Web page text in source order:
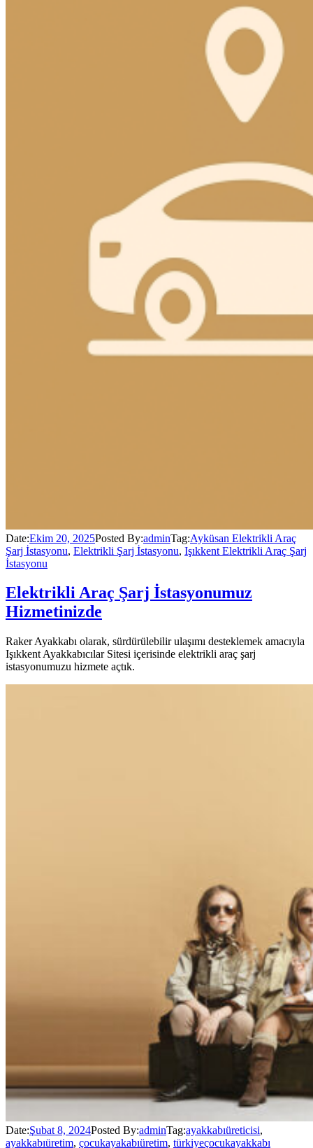
Date:Ekim 20, 2025Posted By:adminTag:Ayküsan Elektrikli Araç
Şarj İstasyonu, Elektrikli Şarj İstasyonu, Işıkkent Elektrikli Araç Şarj
İstasyonu
Elektrikli Araç Şarj İstasyonumuz
Hizmetinizde
Raker Ayakkabı olarak, sürdürülebilir ulaşımı desteklemek amacıyla
Işıkkent Ayakkabıcılar Sitesi içerisinde elektrikli araç şarj
istasyonumuzu hizmete açtık.
Date:Şubat 8, 2024Posted By:adminTag:ayakkabıüreticisi,
ayakkabıüretim, çocukayakabıüretim, türkiyeçocukayakkabı